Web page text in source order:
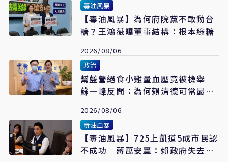
毒油風暴
【毒油風暴】為何府院黨不敢動台
糖？王鴻薇曝董事結構：根本綠糖
2026/08/06
政治
幫藍營絕食小雞量血壓竟被檢舉
蘇一峰反問：為何賴清德可當最強
2026/08/06
毒油風暴
【毒油風暴】725上凱道5成市民認
不成功 蔣萬安轟：賴政府失去人